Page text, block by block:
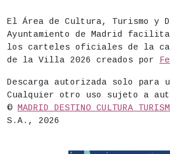
El Área de Cultura, Turismo y
Ayuntamiento de Madrid
los carteles oficiales de la
de la Villa 2026 creados por
Descarga autorizada solo para
Cualquier otro uso sujeto a
©
MADRID DESTINO CULTURA
S.A., 2026